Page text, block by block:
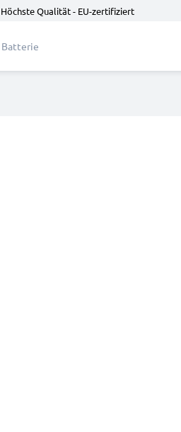
Höchste Qualität - EU-zertifiziert